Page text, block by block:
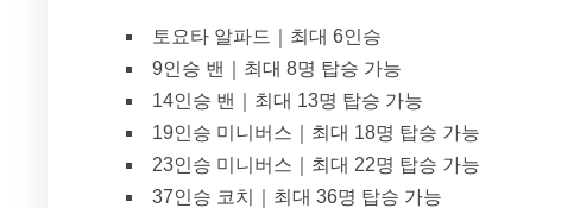
토요타 알파드｜최대 6인승
9인승 밴｜최대 8명 탑승 가능
14인승 밴｜최대 13명 탑승 가능
19인승 미니버스｜최대 18명 탑승 가능
23인승 미니버스｜최대 22명 탑승 가능
37인승 코치｜최대 36명 탑승 가능